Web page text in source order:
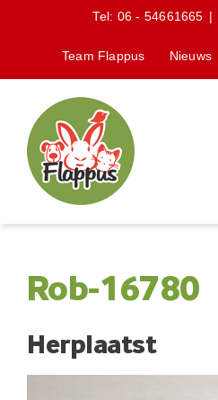
Tel: 06 - 54661665 |
Team Flappus Nieuws
Rob-16780
Herplaatst